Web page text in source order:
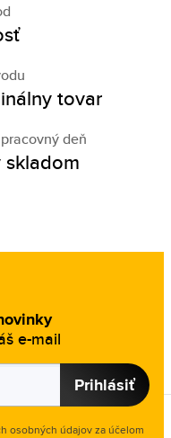
tovar
deň
e-mail
Prihlásiť
osobných údajov za účelom